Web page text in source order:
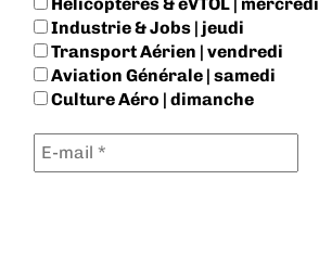
Industrie & Jobs | jeudi
Transport Aérien | vendredi
Aviation Générale | samedi
Culture Aéro | dimanche